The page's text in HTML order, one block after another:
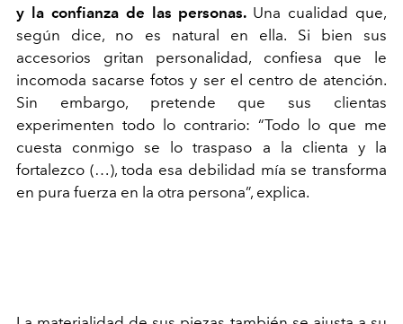
y la confianza de las personas. Una cualidad que,
según dice, no es natural en ella. Si bien sus
accesorios gritan personalidad, confiesa que le
incomoda sacarse fotos y ser el centro de atención.
Sin embargo, pretende que sus clientas
experimenten todo lo contrario: “Todo lo que me
cuesta conmigo se lo traspaso a la clienta y la
fortalezco (…), toda esa debilidad mía se transforma
en pura fuerza en la otra persona”, explica.